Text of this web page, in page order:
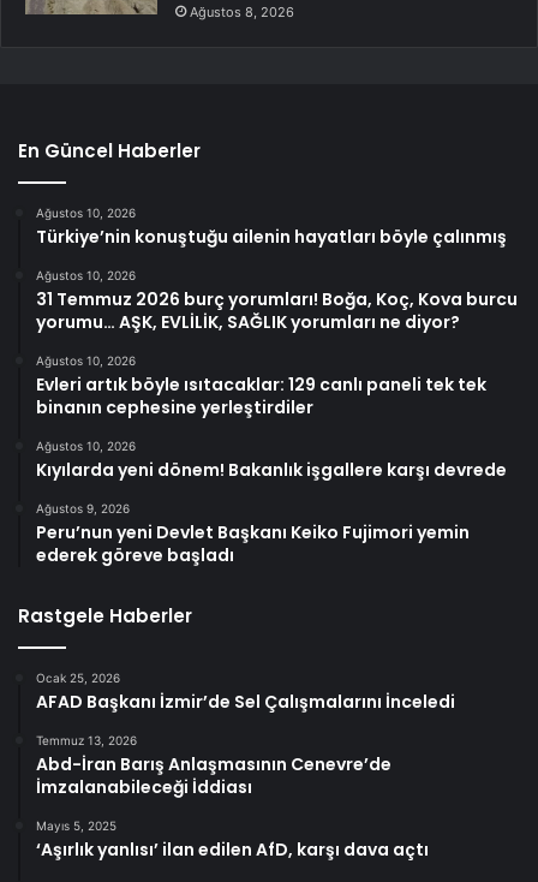
Ağustos 8, 2026
En Güncel Haberler
Ağustos 10, 2026
Türkiye’nin konuştuğu ailenin hayatları böyle çalınmış
Ağustos 10, 2026
31 Temmuz 2026 burç yorumları! Boğa, Koç, Kova burcu
yorumu… AŞK, EVLİLİK, SAĞLIK yorumları ne diyor?
Ağustos 10, 2026
Evleri artık böyle ısıtacaklar: 129 canlı paneli tek tek
binanın cephesine yerleştirdiler
Ağustos 10, 2026
Kıyılarda yeni dönem! Bakanlık işgallere karşı devrede
Ağustos 9, 2026
Peru’nun yeni Devlet Başkanı Keiko Fujimori yemin
ederek göreve başladı
Rastgele Haberler
Ocak 25, 2026
AFAD Başkanı İzmir’de Sel Çalışmalarını İnceledi
Temmuz 13, 2026
Abd-İran Barış Anlaşmasının Cenevre’de
İmzalanabileceği İddiası
Mayıs 5, 2025
‘Aşırlık yanlısı’ ilan edilen AfD, karşı dava açtı